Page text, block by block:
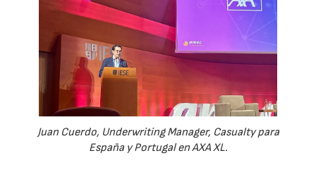
Juan Cuerdo, Underwriting Manager, Casualty para
España y Portugal en AXA XL.